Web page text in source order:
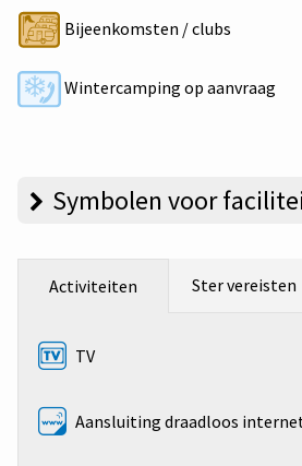
Bijeenkomsten / clubs
Wintercamping op aanvraag
Symbolen voor
Activiteiten Ster vereisten
TV
Aansluiting draadloos